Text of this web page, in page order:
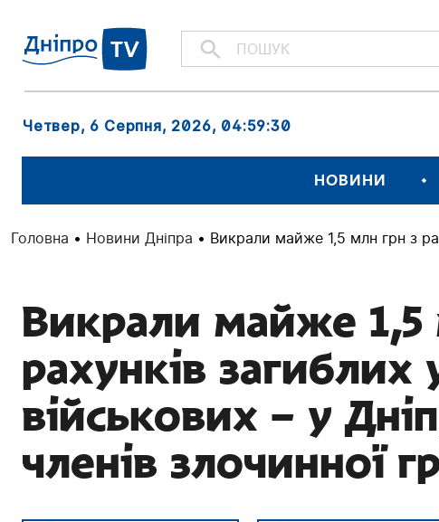
Четвер, 6 Серпня, 2026, 04:59:32
НОВИНИ
Головна • Новини Дніпра • Викрали майже 1,5 млн грн з
Викрали майже 1,5
рахунків загиблих
військових – у
членів злочинної